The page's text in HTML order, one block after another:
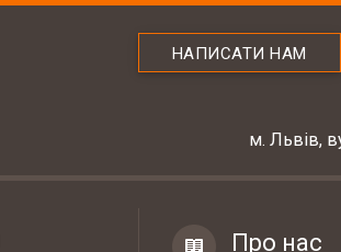
НАПИСАТИ НАМ
м. Львів,
Про нас